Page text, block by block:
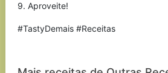
9. Aproveite!
#TastyDemais #Receitas